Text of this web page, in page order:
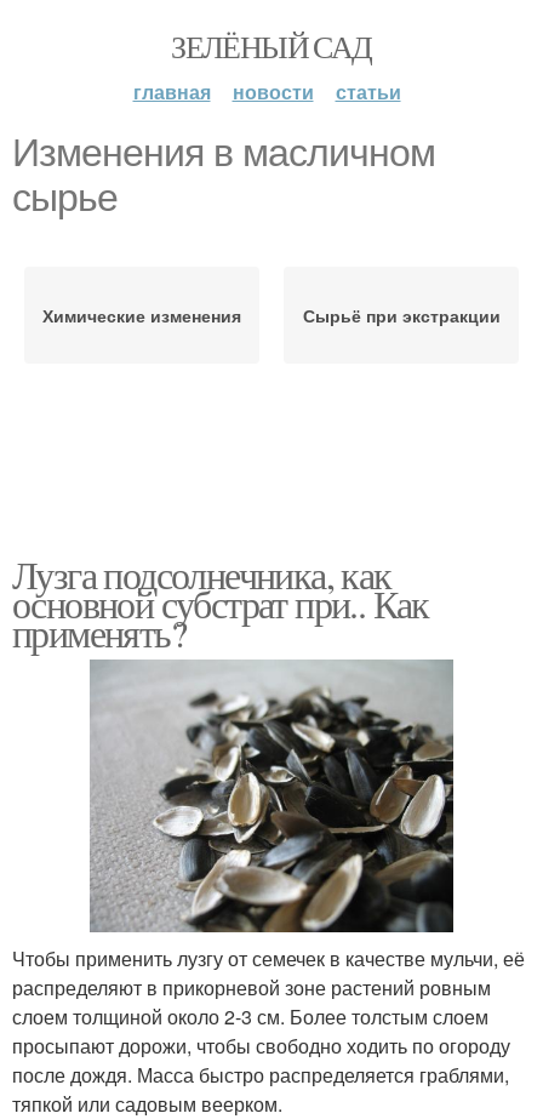
ЗЕЛЁНЫЙ САД
главная новости статьи
Изменения в масличном
сырье
Химические изменения Сырьё при экстракции
Лузга подсолнечника, как
основной субстрат при.. Как
применять?
Чтобы применить лузгу от семечек в качестве мульчи, её
распределяют в прикорневой зоне растений ровным
слоем толщиной около 2-3 см. Более толстым слоем
просыпают дорожи, чтобы свободно ходить по огороду
после дождя. Масса быстро распределяется граблями,
тяпкой или садовым веерком.